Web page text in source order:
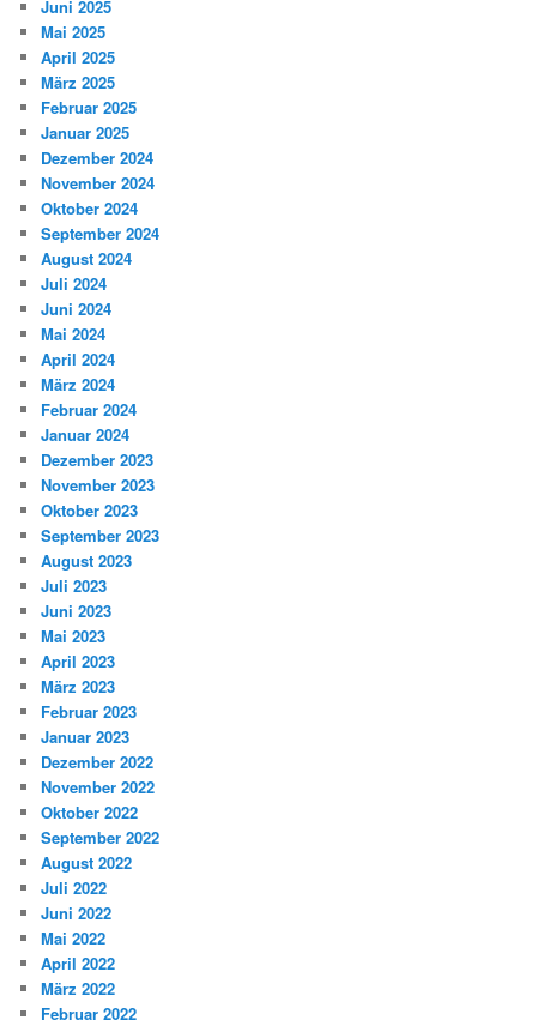
Juni 2025
Mai 2025
April 2025
März 2025
Februar 2025
Januar 2025
Dezember 2024
November 2024
Oktober 2024
September 2024
August 2024
Juli 2024
Juni 2024
Mai 2024
April 2024
März 2024
Februar 2024
Januar 2024
Dezember 2023
November 2023
Oktober 2023
September 2023
August 2023
Juli 2023
Juni 2023
Mai 2023
April 2023
März 2023
Februar 2023
Januar 2023
Dezember 2022
November 2022
Oktober 2022
September 2022
August 2022
Juli 2022
Juni 2022
Mai 2022
April 2022
März 2022
Februar 2022